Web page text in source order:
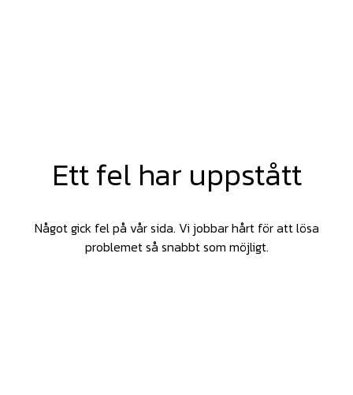
Ett fel har uppstått
Något gick fel på vår sida. Vi jobbar hårt för att lösa
problemet så snabbt som möjligt.